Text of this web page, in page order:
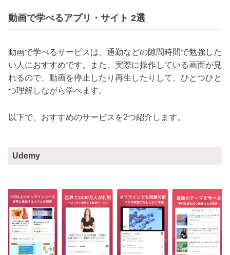
動画で学べるアプリ・サイト 2選
動画で学べるサービスは、通勤などの隙間時間で勉強した
い人におすすめです。また、実際に操作している画面が見
れるので、動画を停止したり再生したりして、ひとつひと
つ理解しながら学べます。
以下で、おすすめのサービスを2つ紹介します。
Udemy